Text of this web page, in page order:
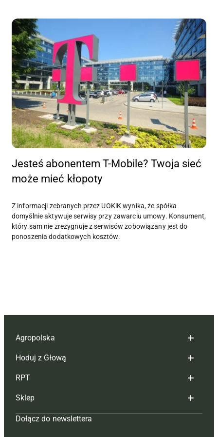
Jesteś abonentem T-Mobile? Twoja sieć
może mieć kłopoty
Z informacji zebranych przez UOKiK wynika, że spółka
domyślnie aktywuje serwisy przy zawarciu umowy. Konsument,
który sam nie zrezygnuje z serwisów zobowiązany jest do
ponoszenia dodatkowych kosztów.
Agropolska
Redakcja
Reklama
Tagi
Mapa serwisu
Hoduj z Głową
Hoduj z głową bydło
Hoduj z głową świnie
Prenumerata
RPT
Redakcja
Prenumerata
Sklep
Czasopisma i prenumerata
Dołącz do newslettera